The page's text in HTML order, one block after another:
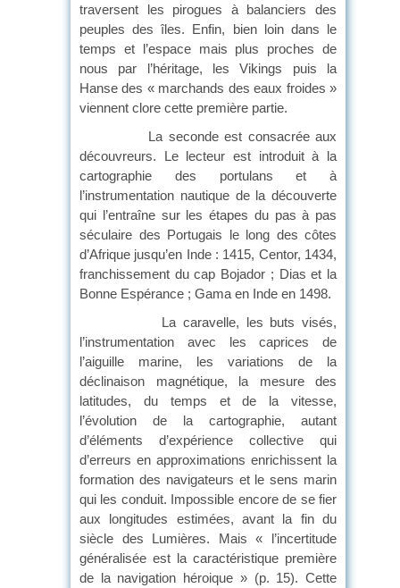
traversent les pirogues à balanciers des
peuples des îles. Enfin, bien loin dans le
temps et l’espace mais plus proches de
nous par l’héritage, les Vikings puis la
Hanse des « marchands des eaux froides »
viennent clore cette première partie.
La seconde est consacrée aux
découvreurs. Le lecteur est introduit à la
cartographie des portulans et à
l’instrumentation nautique de la découverte
qui l’entraîne sur les étapes du pas à pas
séculaire des Portugais le long des côtes
d’Afrique jusqu’en Inde : 1415, Centor, 1434,
franchissement du cap Bojador ; Dias et la
Bonne Espérance ; Gama en Inde en 1498.
La caravelle, les buts visés,
l’instrumentation avec les caprices de
l’aiguille marine, les variations de la
déclinaison magnétique, la mesure des
latitudes, du temps et de la vitesse,
l’évolution de la cartographie, autant
d’éléments d’expérience collective qui
d’erreurs en approximations enrichissent la
formation des navigateurs et le sens marin
qui les conduit. Impossible encore de se fier
aux longitudes estimées, avant la fin du
siècle des Lumières. Mais « l’incertitude
généralisée est la caractéristique première
de la navigation héroique » (p. 15). Cette